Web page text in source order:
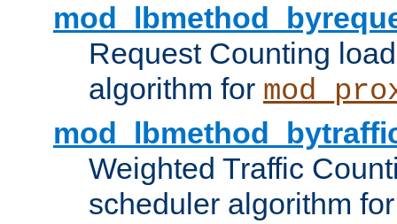
Request Counting
algorithm for
Weighted Traffic
scheduler algorithm for